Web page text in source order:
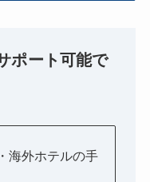
ポート可能で
海外ホテルの手